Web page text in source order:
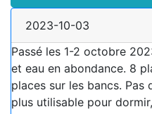
2023-10-03
Passé les 1-2 octobre
et eau en abondance. 8
places sur les bancs. Pas
plus utilisable pour